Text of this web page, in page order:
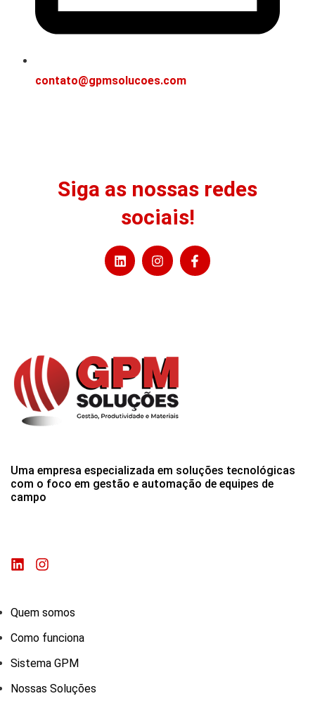
contato@gpmsolucoes.com
Siga as nossas redes
sociais!
Uma empresa especializada em soluções tecnológicas
com o foco em gestão e automação de equipes de
campo
Quem somos
Como funciona
Sistema GPM
Nossas Soluções